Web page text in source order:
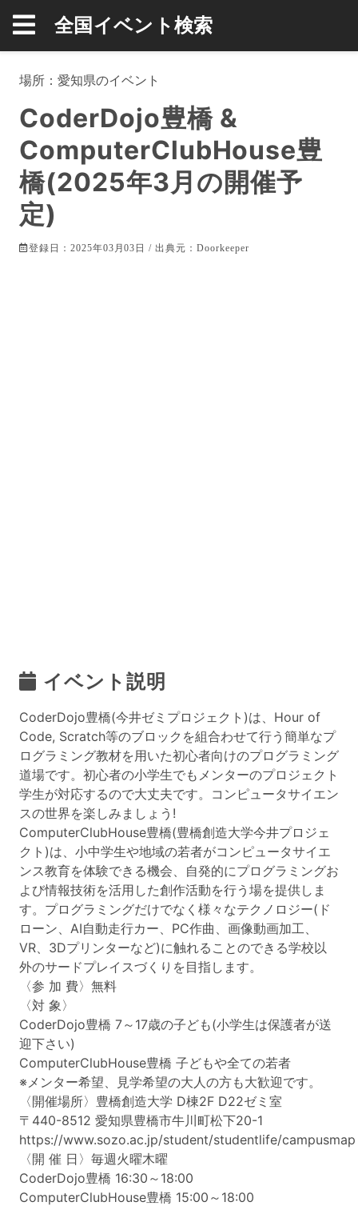
全国イベント検索
場所： 愛知県のイベント
CoderDojo豊橋 &
ComputerClubHouse豊
橋(2025年3月の開催予
定)
登録日：2025年03月03日 / 出典元：Doorkeeper
イベント説明
CoderDojo豊橋(今井ゼミプロジェクト)は、Hour of
Code, Scratch等のブロックを組合わせて行う簡単なプ
ログラミング教材を用いた初心者向けのプログラミング
道場です。初心者の小学生でもメンターのプロジェクト
学生が対応するので大丈夫です。コンピュータサイエン
スの世界を楽しみましょう!
ComputerClubHouse豊橋(豊橋創造大学今井プロジェ
クト)は、小中学生や地域の若者がコンピュータサイエ
ンス教育を体験できる機会、自発的にプログラミングお
よび情報技術を活用した創作活動を行う場を提供しま
す。プログラミングだけでなく様々なテクノロジー(ド
ローン、AI自動走行カー、PC作曲、画像動画加工、
VR、3Dプリンターなど)に触れることのできる学校以
外のサードプレイスづくりを目指します。
〈参 加 費〉無料
〈対 象〉
CoderDojo豊橋 7～17歳の子ども(小学生は保護者が送
迎下さい)
ComputerClubHouse豊橋 子どもや全ての若者
※メンター希望、見学希望の大人の方も大歓迎です。
〈開催場所〉豊橋創造大学 D棟2F D22ゼミ室
〒440-8512 愛知県豊橋市牛川町松下20-1
https://www.sozo.ac.jp/student/studentlife/campusmap
〈開 催 日〉毎週火曜木曜
CoderDojo豊橋 16:30～18:00
ComputerClubHouse豊橋 15:00～18:00